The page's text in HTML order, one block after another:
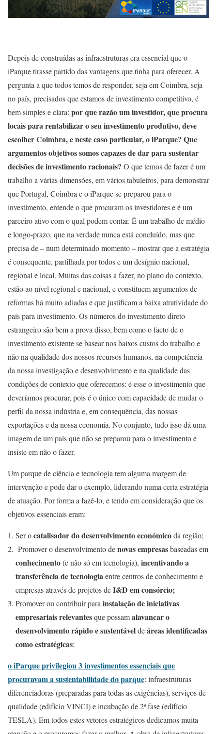
Depois de construídas as infraestruturas era essencial que o
iParque tirasse partido das vantagens que tinha para oferecer. A
pergunta a que todos temos de responder, seja em Coimbra, seja
no país, precisados que estamos de investimento competitivo, é
bem simples e clara: por que razão um investidor, que procura
locais para rentabilizar o seu investimento produtivo, deve
escolher Coimbra, e neste caso particular, o iParque? Que
argumentos objetivos somos capazes de dar para sustentar
decisões de investimento racionais? O que temos de fazer é um
trabalho a várias dimensões, em vários tabuleiros, para demonstrar
que Portugal, Coimbra e o iParque se preparou para o
investimento, entende o que procuram os investidores e é um
parceiro ativo com o qual podem contar. É um trabalho de médio
e longo-prazo, que na verdade nunca está concluído, mas que
precisa de – num determinado momento – mostrar que a estratégia
é consequente, partilhada por todos e um desígnio nacional,
regional e local. Muitas das coisas a fazer, no plano do contexto,
estão ao nível regional e nacional, e constituem argumentos de
reformas há muito adiadas e que justificam a baixa atratividade do
país para investimento. Os números do investimento direto
estrangeiro são bem a prova disso, bem como o facto de o
investimento existente se basear nos baixos custos do trabalho e
não na qualidade dos nossos recursos humanos, na competência
da nossa investigação e desenvolvimento e na qualidade das
condições de contexto que oferecemos: é esse o investimento que
deveríamos procurar, pois é o único com capacidade de mudar o
perfil da nossa indústria e, em consequência, das nossas
exportações e da nossa economia. No conjunto, tudo isso dá uma
imagem de um país que não se preparou para o investimento e
insiste em não o fazer.
Um parque de ciência e tecnologia tem alguma margem de
intervenção e pode dar o exemplo, liderando numa certa estratégia
de atuação. Por forma a fazê-lo, e tendo em consideração que os
objetivos essenciais eram:
Ser ocatalisador do desenvolvimento económicoda região;
Promover o desenvolvimento denovas empresasbaseadas em
conhecimento(e não só em tecnologia), incentivando a
transferência de tecnologiaentre centros de conhecimento e
empresas através de projetos deI&D em consórcio;
Promover ou contribuir parainstalação de iniciativas
empresariais relevantesque possamalavancar o
desenvolvimento rápido e sustentáveldeáreas identificadas
como estratégicas;
o iParque privilegiou 3 investimentos essenciais que
procuravam a sustentabilidade do parque: infraestruturas
diferenciadoras (preparadas para todas as exigências), serviços de
qualidade (edifício VINCI) e incubação de 2ª fase (edifício
TESLA). Em todos estes vetores estratégicos dedicamos muita